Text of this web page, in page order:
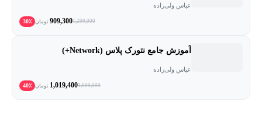
عباس ولی‌زاده
1,299,000
909,300 تومان 30٪
آموزش جامع نتورک پلاس (Network+)
عباس ولی‌زاده
1,699,000
1,019,400 تومان 40٪